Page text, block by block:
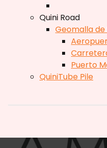
Quini Road
Geomalla de
Puerto
QuiniTube Pile